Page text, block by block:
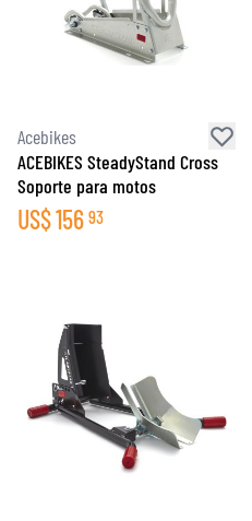
Acebikes
ACEBIKES SteadyStand Cross
Soporte para motos
US$156 93